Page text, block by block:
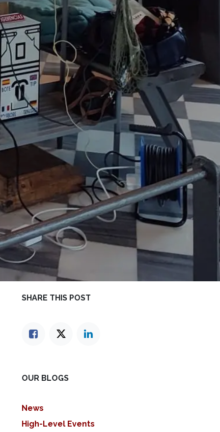
SHARE THIS POST
OUR BLOGS
News
High-Level Events